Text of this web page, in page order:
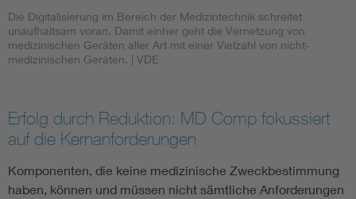
Die Digitalisierung im Bereich der Medizintechnik schreitet
unaufhaltsam voran. Damit einher geht die Vernetzung von
medizinischen Geräten aller Art mit einer Vielzahl von nicht-
medizinischen Geräten. | VDE
Erfolg durch Reduktion: MD Comp fokussiert
auf die Kernanforderungen
Komponenten, die keine medizinische Zweckbestimmung
haben, können und müssen nicht sämtliche Anforderungen